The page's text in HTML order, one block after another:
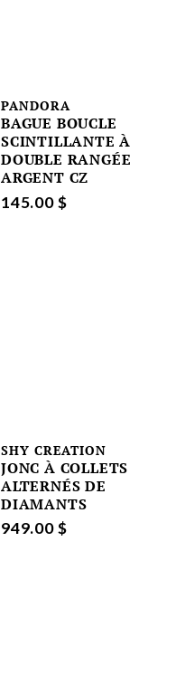
PANDORA
BAGUE BOUCLE
SCINTILLANTE À
DOUBLE RANGÉE
ARGENT CZ
145.00 $
SHY CREATION
JONC À COLLETS
ALTERNÉS DE
DIAMANTS
949.00 $